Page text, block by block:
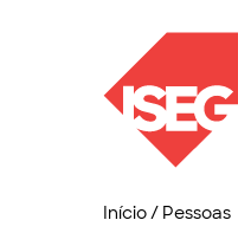
Início/ Pessoas